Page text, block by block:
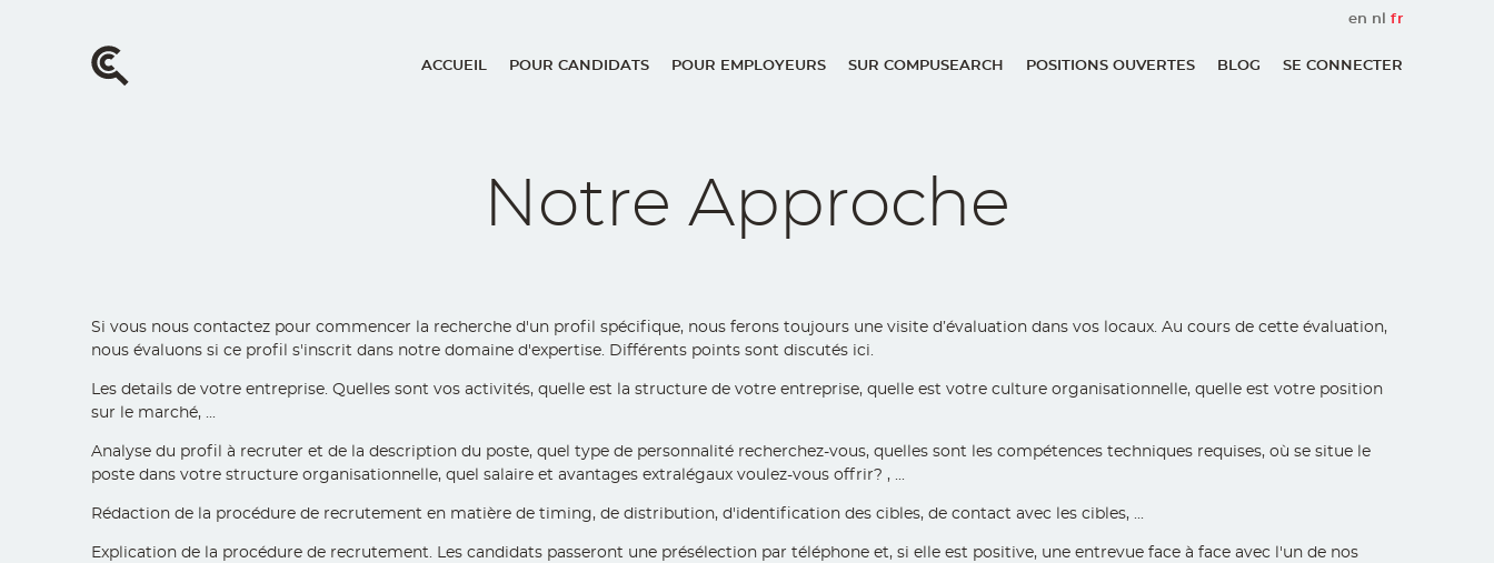
en nl fr
ACCUEIL POUR CANDIDATS POUR EMPLOYEURS SUR COMPUSEARCH POSITIONS OUVERTES BLOG SE CONNECTER
Notre Approche
Si vous nous contactez pour commencer la recherche d'un profil spécifique, nous ferons toujours une visite d’évaluation dans vos locaux. Au cours de cette évaluation,
nous évaluons si ce profil s'inscrit dans notre domaine d'expertise. Différents points sont discutés ici.
Les details de votre entreprise. Quelles sont vos activités, quelle est la structure de votre entreprise, quelle est votre culture organisationnelle, quelle est votre position
sur le marché, ...
Analyse du profil à recruter et de la description du poste, quel type de personnalité recherchez-vous, quelles sont les compétences techniques requises, où se situe le
poste dans votre structure organisationnelle, quel salaire et avantages extralégaux voulez-vous offrir? , ...
Rédaction de la procédure de recrutement en matière de timing, de distribution, d'identification des cibles, de contact avec les cibles, ...
Explication de la procédure de recrutement. Les candidats passeront une présélection par téléphone et, si elle est positive, une entrevue face à face avec l'un de nos